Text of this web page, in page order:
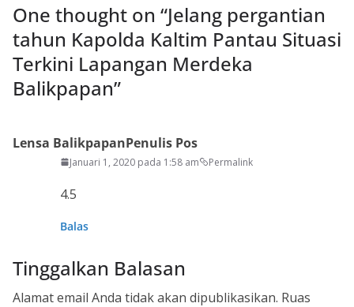
One thought on “Jelang pergantian
tahun Kapolda Kaltim Pantau Situasi
Terkini Lapangan Merdeka
Balikpapan”
Lensa BalikpapanPenulis Pos
Januari 1, 2020 pada 1:58 am Permalink
4.5
Balas
Tinggalkan Balasan
Alamat email Anda tidak akan dipublikasikan. Ruas